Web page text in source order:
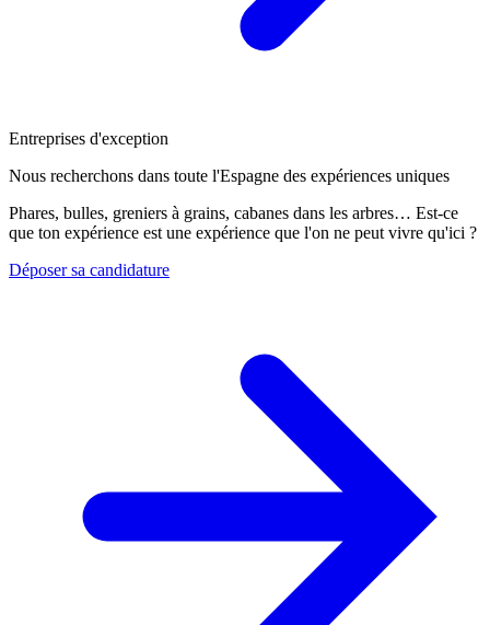
Entreprises d'exception
Nous recherchons dans toute l'Espagne des expériences uniques
Phares, bulles, greniers à grains, cabanes dans les arbres… Est-ce
que ton expérience est une expérience que l'on ne peut vivre qu'ici ?
Déposer sa candidature